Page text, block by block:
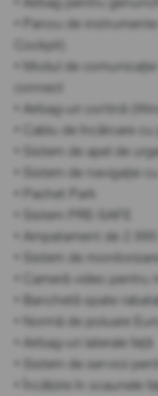
• Panou de
Cockpit)
• Modul de
connect
• Airbag-uri cortină
• Cablu de încărcare
• Sistem de apel de
• Sistem de navigație
• Pachet Park
• Sistem PRE-SAFE
• Ampatament de
• Sistem de
• Cameră video pentru
• Banchetă spate
• Normă de poluare
• Airbag-uri laterale față
• Sistem de servicii
• Încălzire în scaunele